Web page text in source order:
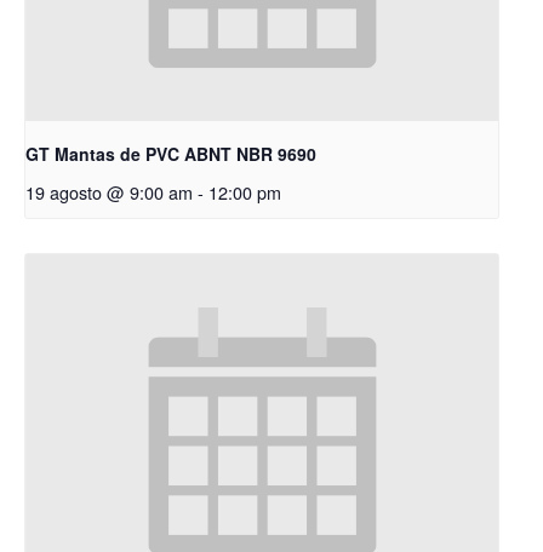
GT Mantas de PVC ABNT NBR 9690
19 agosto @ 9:00 am - 12:00 pm